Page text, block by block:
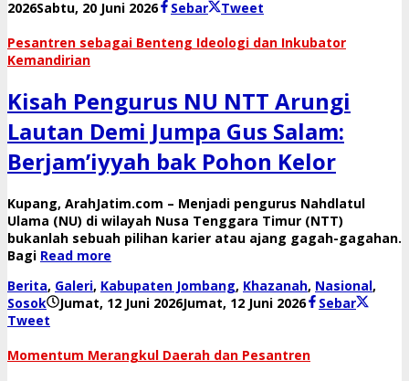
2026Sabtu, 20 Juni 2026olehSebar
Tweet
​Pesantren sebagai Benteng Ideologi dan Inkubator
Kemandirian
Kisah Pengurus NU NTT Arungi
Lautan Demi Jumpa Gus Salam:
Berjam’iyyah bak Pohon Kelor
​Kupang, ArahJatim.com – Menjadi pengurus Nahdlatul
Ulama (NU) di wilayah Nusa Tenggara Timur (NTT)
bukanlah sebuah pilihan karier atau ajang gagah-gagahan.
Bagi Read more
Berita, Galeri, Kabupaten Jombang, Khazanah, Nasional,
Sosok
Jumat, 12 Juni 2026Jumat, 12 Juni 2026olehSebar
Tweet
​Momentum Merangkul Daerah dan Pesantren